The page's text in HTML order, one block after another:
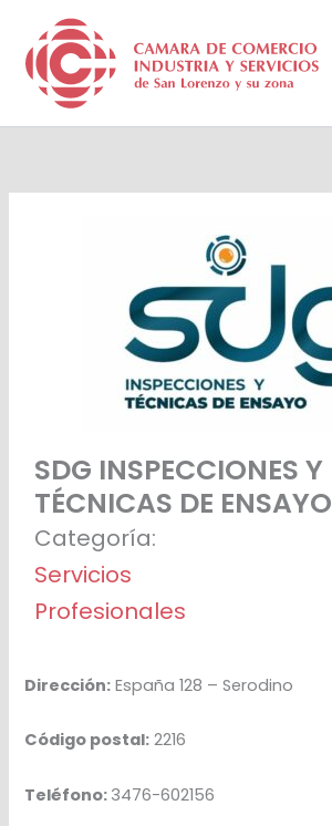
contenido
SDG INSPECCIONES Y
TÉCNICAS DE ENSAYO
Categoría:
Servicios
Profesionales
Dirección: España 128 – Serodino
Código postal: 2216
Teléfono: 3476-602156